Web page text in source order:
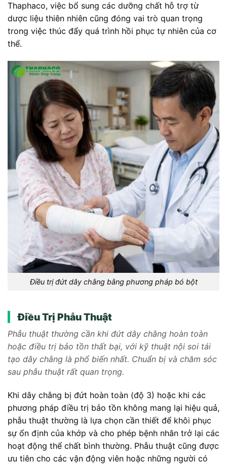
Thaphaco, việc bổ sung các dưỡng chất hỗ trợ từ
dược liệu thiên nhiên cũng đóng vai trò quan trọng
trong việc thúc đẩy quá trình hồi phục tự nhiên của cơ
thể.
Điều trị đứt dây chằng bằng phương pháp bó bột
Điều Trị Phẫu Thuật
Phẫu thuật thường cần khi đứt dây chằng hoàn toàn
hoặc điều trị bảo tồn thất bại, với kỹ thuật nội soi tái
tạo dây chằng là phổ biến nhất. Chuẩn bị và chăm sóc
sau phẫu thuật rất quan trọng.
Khi dây chằng bị đứt hoàn toàn (độ 3) hoặc khi các
phương pháp điều trị bảo tồn không mang lại hiệu quả,
phẫu thuật thường là lựa chọn cần thiết để khôi phục
sự ổn định của khớp và cho phép bệnh nhân trở lại các
hoạt động thể chất bình thường. Phẫu thuật cũng được
ưu tiên cho các vận động viên hoặc những người có